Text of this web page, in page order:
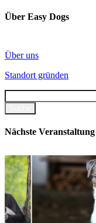
Über Easy Dogs
Über uns
Standort gründen
Nächste Veranstaltung